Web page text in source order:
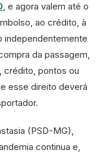
, e agora valem até o
ao crédito, à
independentemente
da passagem,
crédito, pontos ou
esse direito deverá
(PSD-MG),
continua e,